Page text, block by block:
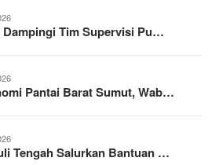
Dampingi Tim Supervisi Pu…
Pantai Barat Sumut, Wab…
Tengah Salurkan Bantuan …